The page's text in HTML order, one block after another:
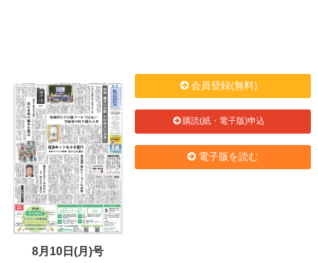
8月10日(月)号
会員登録(無料)
購読(紙・電子版)申込
電子版を読む